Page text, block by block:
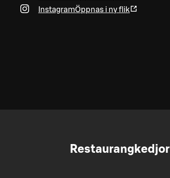
InstagramÖppnas i ny flik
Restaurangkedjor